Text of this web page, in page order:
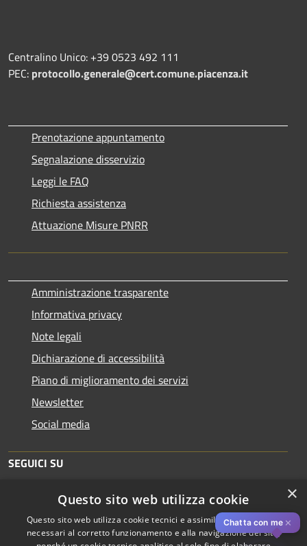
Centralino Unico: +39 0523 492 111
PEC: protocollo.generale@cert.comune.piacenza.it
Prenotazione appuntamento
Segnalazione disservizio
Leggi le FAQ
Richiesta assistenza
Attuazione Misure PNRR
Amministrazione trasparente
Informativa privacy
Note legali
Dichiarazione di accessibilità
Piano di miglioramento dei servizi
Newsletter
Social media
SEGUICI SU
Chatta con me ✕
×
Questo sito web utilizza cookie
Questo sito web utilizza cookie tecnici e assimilati strettamente
necessari al corretto funzionamento e alla navigazione del sito,